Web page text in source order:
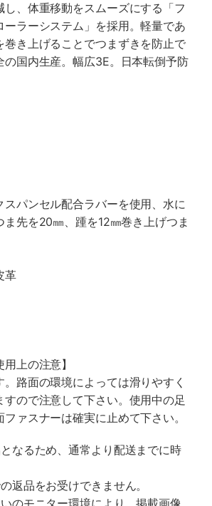
し、体重移動をスムーズにする「フ
ーラーシステム」を採用。軽量であ
巻き上げることでつまずきを防止で
の国内生産。幅広3E。日本転倒予防
スパンセル配合ラバーを使用、水に
ま先を20㎜、踵を12㎜巻き上げつま
革
用上の注意】
路面の環境によっては滑りやすく
すので注意して下さい。使用中の足
ァスナーは確実に止めて下さい。
なるため、通常より配送までに時
返品をお受けできません。
のモニター環境により、掲載画像